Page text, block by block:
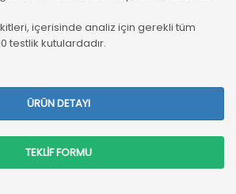
içerisinde analiz için gerekli tüm
testlik kutulardadır.
ÜRÜN DETAYI
TEKLİF FORMU